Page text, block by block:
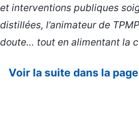
et interventions publiques
distillées, l’animateur de
doute… tout en alimentant la
Voir la suite dans la